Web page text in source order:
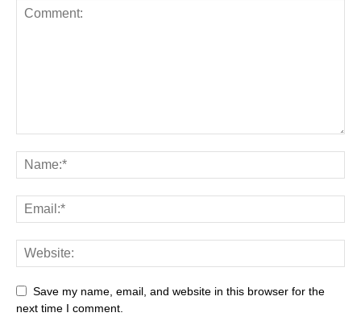
Save my name, email, and website in this browser for the
next time I comment.